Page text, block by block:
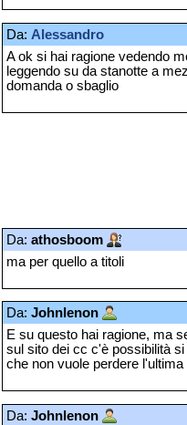
Da: Alessandro
A ok si hai ragione vedendo
leggendo su da stanotte a
domanda o sbaglio
Da: athosboom
ma per quello a titoli
Da: Johnlenon
E su questo hai ragione, ma
sul sito dei cc c'è possibilità
che non vuole perdere
Da: Johnlenon